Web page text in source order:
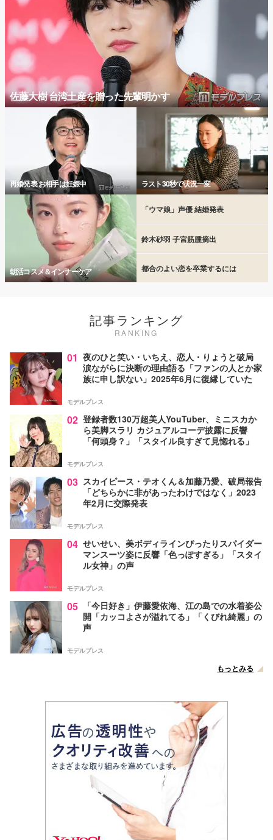
佐藤大樹 台湾土産を贈った先輩明かす
再婚発表 お相手は妊娠中 ラスト30秒で状況一変
朝活コスメ＆インナーケア
「ウマ娘」声優 結婚発表
鈴木砂羽 子宮筋腫摘出
都合のよい恋を卒業するには
記事ランキング
RANKING
01 夜のひと笑い・いちえ、恋人・りょうと破局
涙ながらに決断の理由語る「ファンの人とか家
族に申し訳ない」2025年6月に復縁していた
モデルプレス
02 登録者数130万超美人YouTuber、ミニスカか
ら美脚スラリ カジュアルコーデ披露に反響
「何頭身？」「スタイル良すぎて見惚れる」
モデルプレス
03 スカイピース・テオくん＆加藤乃愛、破局報告
「どちらかに非があったわけではなく」2023
年2月に交際発表
モデルプレス
04 せいせい、美ボディラインぴったりスパイダー
マンスーツ姿に反響「色っぽすぎる」「スタイ
ル女神」の声
モデルプレス
05
「今日好き」伊藤愛依海、江の島での水着姿公
開「カッコよさが溢れてる」「くびれ綺麗」の
声
モデルプレス
もっとみる